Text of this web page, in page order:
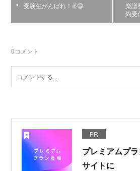
受験生がんばれ！✌️😄
楽譜
約受
0コメント
PR
プレミアムプ
サイトに